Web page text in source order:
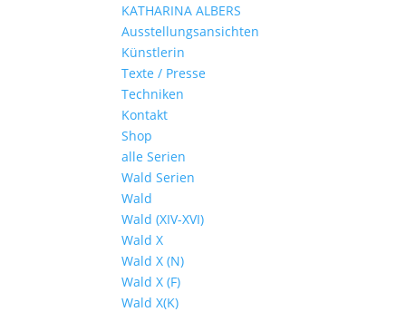
KATHARINA ALBERS
Ausstellungsansichten
Künstlerin
Texte / Presse
Techniken
Kontakt
Shop
alle Serien
Wald Serien
Wald
Wald (XIV-XVI)
Wald X
Wald X (N)
Wald X (F)
Wald X(K)